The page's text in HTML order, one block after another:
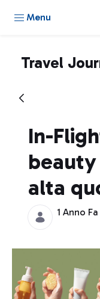
Menu
Travel
In-
alta
1 Anno Fa